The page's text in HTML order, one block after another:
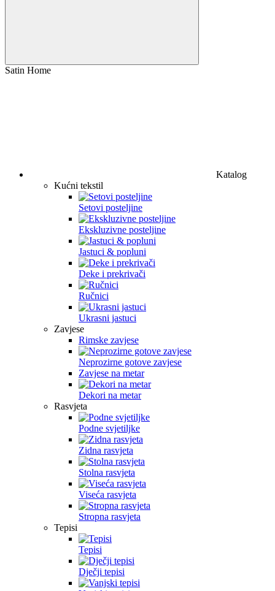
Satin Home
Katalog
Kućni tekstil
Setovi posteljine
Ekskluzivne posteljine
Jastuci & popluni
Deke i prekrivači
Ručnici
Ukrasni jastuci
Zavjese
Rimske zavjese
Neprozirne gotove zavjese
Zavjese na metar
Dekori na metar
Rasvjeta
Podne svjetiljke
Zidna rasvjeta
Stolna rasvjeta
Viseća rasvjeta
Stropna rasvjeta
Tepisi
Tepisi
Dječji tepisi